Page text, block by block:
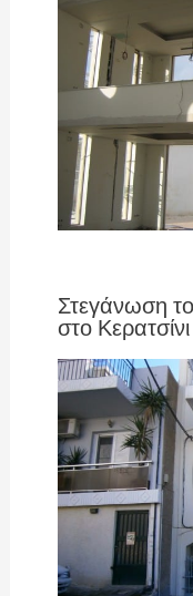
Στεγάνωση
στο Κερατσίνι